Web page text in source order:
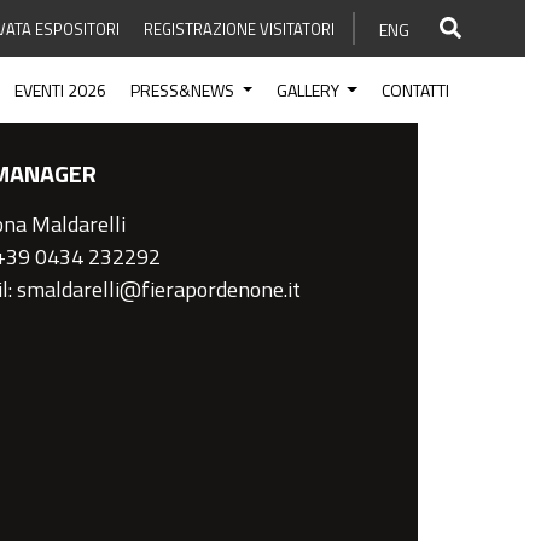
ESPOSITORI REGISTRAZIONE VISITATORI ENG
EVENTI 2026 PRESS&NEWS GALLERY CONTATTI
Maldarelli
0434 232292
smaldarelli@fierapordenone.it